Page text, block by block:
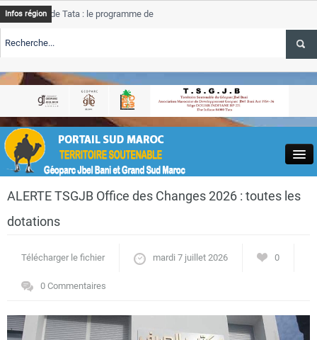
Close
Actualités
Circuits touristiques
Infos région
de Tata : le programme de rehabilitation post-inondations
TSGJB Tourisme : l’ONMT renforce l’aerien a Dakhla et
Tata
TSGJB Tourisme au Maroc : Transavia renforce les vols Paris-
ALERTE TSGJB Office des Changes 2026 : toutes les
dotations
Télécharger le fichier mardi 7 juillet 2026 0
0 Commentaires